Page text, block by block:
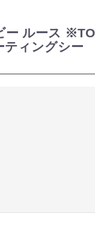
ー ルース ※TO
ティングシー